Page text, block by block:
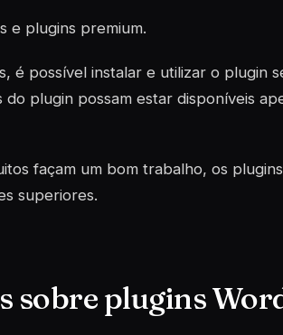
e plugins premium.
é possível instalar e utilizar o plugin
do pluginpossam estar disponíveis
façam um bom trabalho, os
superiores.
sobre plugins